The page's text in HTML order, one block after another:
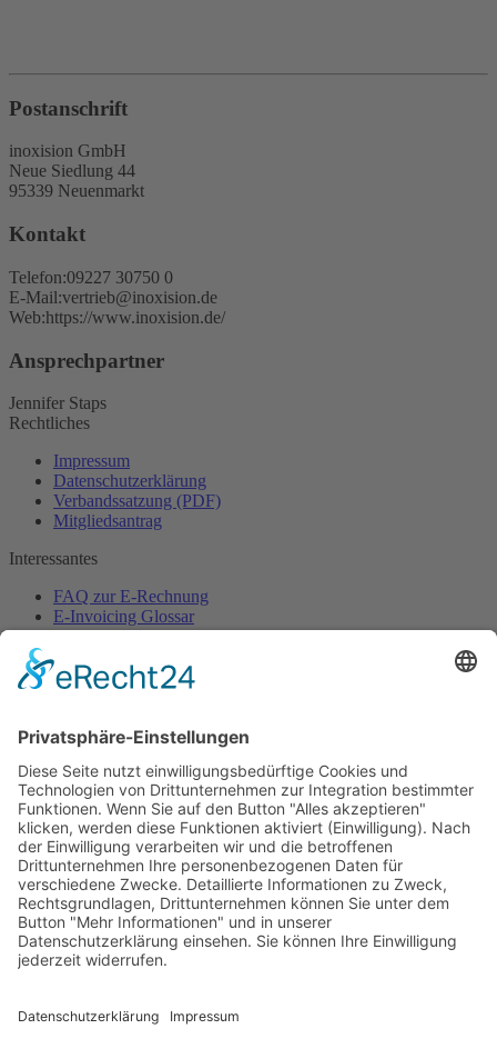
Postanschrift
inoxision GmbH
Neue Siedlung 44
95339 Neuenmarkt
Kontakt
Telefon:09227 30750 0
E-Mail:vertrieb@inoxision.de
Web:https://www.inoxision.de/
Ansprechpartner
Jennifer Staps
Rechtliches
Impressum
Datenschutzerklärung
Verbandssatzung (PDF)
Mitgliedsantrag
Interessantes
FAQ zur E-Rechnung
E-Invoicing Glossar
Pressebereich
Ansprechpartner
Sekretariat
Verband elektronische Rechnung (VeR)
Schackstraße 2
80539 München
+49 (0)89 954 57 54 68 (Mo-Do)
sekretariat@verband-e-rechnung.org
Jetzt
Mitglied
werden